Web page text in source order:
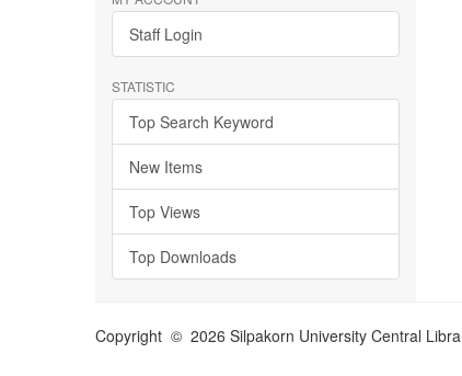
Staff Login
STATISTIC
Top Search Keyword
New Items
Top Views
Top Downloads
Copyright © 2026 Silpakorn University Central